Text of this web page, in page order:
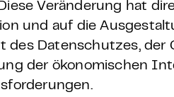
Veränderung hat
und auf die
des Datenschutzes, der
der ökonomischen